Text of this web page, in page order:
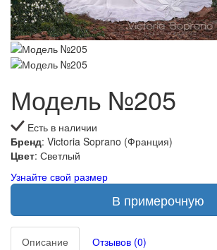
Модель №205
Есть в наличии
Бренд: Victoria Soprano (Франция)
Цвет: Светлый
Узнайте свой размер
В примерочную
Описание
Отзывов (0)